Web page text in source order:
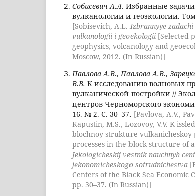
Собисевич А.Л. Избранные
вулканологии и геоэкологии.
[Sobisevich, A.L. Izbrannyye
vulkanologii i geoekologii [Selected
geophysics, volcanology and
Moscow, 2012. (In Russian)]
Павлова А.В., Павлова А.В.,
В.В. К исследованию волновых
вулканической постройки //
центров Черноморского
16. № 2. С. 30–37. [Pavlova, A.V.,
Kapustin, M.S., Lozovoy, V.V. K
blochnoy strukture
processes in the block structure of
Jekologicheskij vestnik nauchnyh
jekonomicheskogo sotrudnichestva
Centers of the Black Sea Economic
pp. 30–37. (In Russian)]